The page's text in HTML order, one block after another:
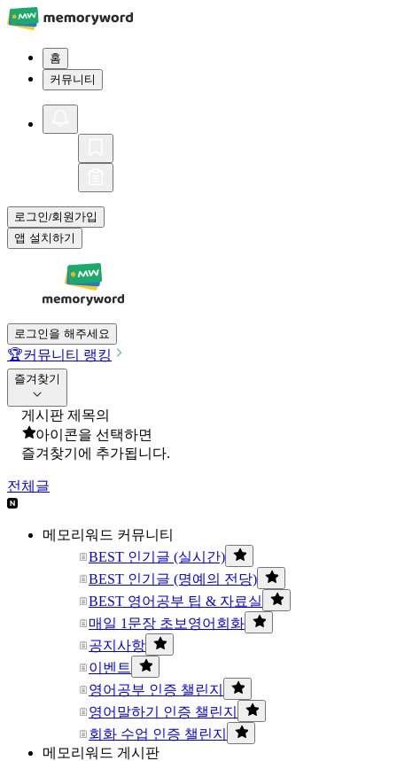
홈
커뮤니티
로그인/회원가입
앱 설치하기
로그인을 해주세요
🏆커뮤니티 랭킹
즐겨찾기
게시판 제목의
아이콘을 선택하면
즐겨찾기에 추가됩니다.
전체글
메모리워드 커뮤니티
BEST 인기글 (실시간)
BEST 인기글 (명예의 전당)
BEST 영어공부 팁 & 자료실
매일 1문장 초보영어회화
공지사항
이벤트
영어공부 인증 챌린지
영어말하기 인증 챌린지
회화 수업 인증 챌린지
메모리워드 게시판